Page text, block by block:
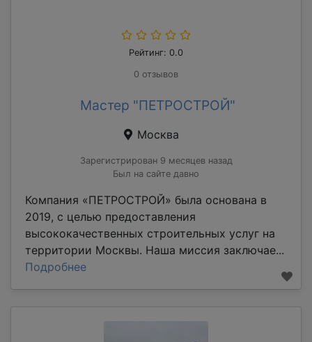
Рейтинг: 0.0
0 отзывов
Мастер "ПЕТРОСТРОЙ"
Москва
Зарегистрирован 9 месяцев назад
Был на сайте давно
Компания «ПЕТРОСТРОЙ» была основана в
2019, с целью предоставления
высококачественных строительных услуг на
территории Москвы. Наша миссия заключае...
Подробнее